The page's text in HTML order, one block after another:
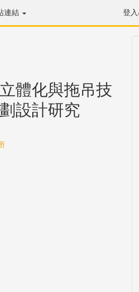
連結 登
體化與拖吊技
設計研究